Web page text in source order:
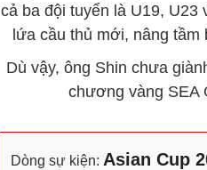
cả ba đội tuyển là U19, U23
lứa cầu thủ mới, nâng tầm
Dù vậy, ông Shin chưa
chương vàng SEA
Dòng sự kiện: Asian Cup